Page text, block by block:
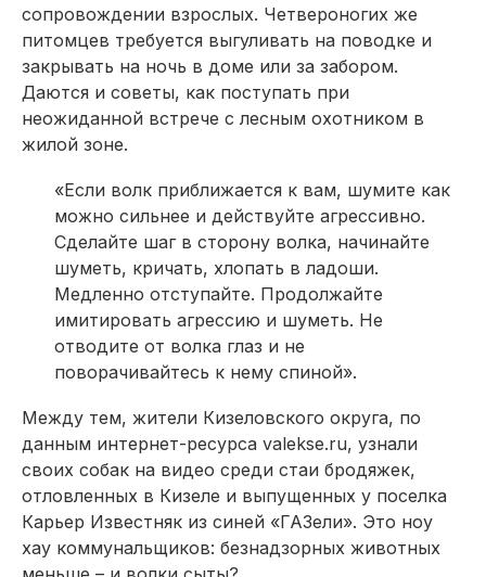
сопровождении взрослых. Четвероногих же
питомцев требуется выгуливать на поводке и
закрывать на ночь в доме или за забором.
Даются и советы, как поступать при
неожиданной встрече с лесным охотником в
жилой зоне.
«Если волк приближается к вам, шумите как
можно сильнее и действуйте агрессивно.
Сделайте шаг в сторону волка, начинайте
шуметь, кричать, хлопать в ладоши.
Медленно отступайте. Продолжайте
имитировать агрессию и шуметь. Не
отводите от волка глаз и не
поворачивайтесь к нему спиной».
Между тем, жители Кизеловского округа, по
данным интернет-ресурса valekse.ru, узнали
своих собак на видео среди стаи бродяжек,
отловленных в Кизеле и выпущенных у поселка
Карьер Известняк из синей «ГАЗели». Это ноу
хау коммунальщиков: безнадзорных животных